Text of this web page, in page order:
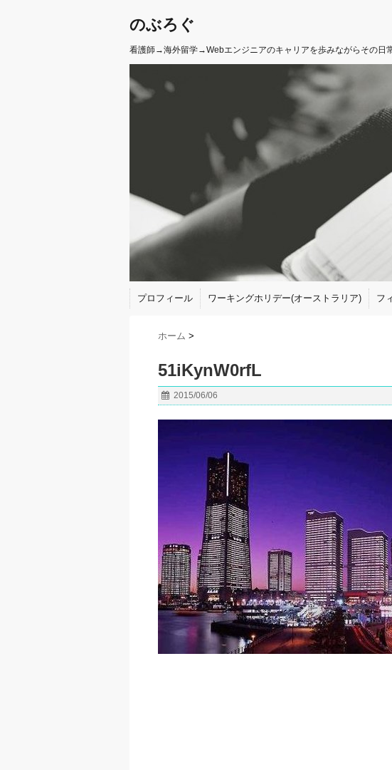
のぶろぐ
看護師→海外留学→Webエンジニアのキャリアを歩みながらその日
プロフィール ワーキングホリデー(オーストラリア) フ
ホーム >
51iKynW0rfL
2015/06/06